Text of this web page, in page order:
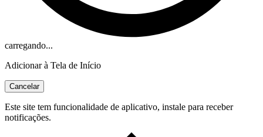
carregando...
Adicionar à Tela de Início
Cancelar
Este site tem funcionalidade de aplicativo, instale para receber
notificações.